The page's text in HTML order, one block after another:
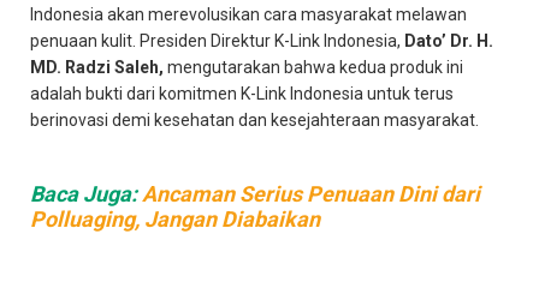
Indonesia akan merevolusikan cara masyarakat melawan
penuaan kulit. Presiden Direktur K-Link Indonesia, Dato’ Dr. H.
MD. Radzi Saleh, mengutarakan bahwa kedua produk ini
adalah bukti dari komitmen K-Link Indonesia untuk terus
berinovasi demi kesehatan dan kesejahteraan masyarakat.
Baca Juga:Ancaman Serius Penuaan Dini dari
Polluaging, Jangan Diabaikan